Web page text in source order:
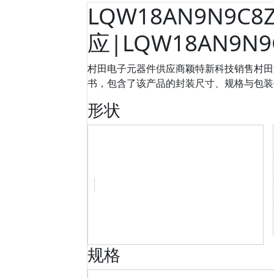
应
村田电子元器件供应商颖特新科技销售村
书，包含了该产品的封装尺寸、规格与包
形状
规格